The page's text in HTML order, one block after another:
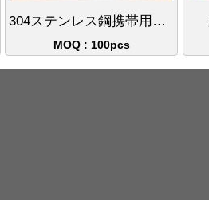
304ステンレス鋼携帯用ティーポットセットおすすめ | アウトドアキャンプ旅行用工夫茶セット | カスタマイズ刻印可能なギフトの最適品
MOQ : 100pcs